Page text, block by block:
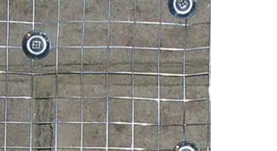
Die
Optionen
können
auf
der